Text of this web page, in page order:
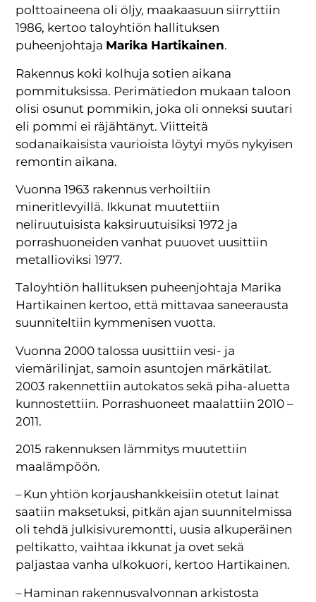
polttoaineena oli öljy, maakaasuun siirryttiin
1986, kertoo taloyhtiön hallituksen
puheenjohtaja Marika Hartikainen.
Rakennus koki kolhuja sotien aikana
pommituksissa. Perimätiedon mukaan taloon
olisi osunut pommikin, joka oli onneksi suutari
eli pommi ei räjähtänyt. Viitteitä
sodanaikaisista vaurioista löytyi myös nykyisen
remontin aikana.
Vuonna 1963 rakennus verhoiltiin
mineritlevyillä. Ikkunat muutettiin
neliruutuisista kaksiruutuisiksi 1972 ja
porrashuoneiden vanhat puuovet uusittiin
metalli­oviksi 1977.
Taloyhtiön hallituksen puheenjohtaja Marika
Hartikainen kertoo, että mittavaa saneerausta
suunniteltiin kymmenisen vuotta.
Vuonna 2000 talossa uusittiin vesi- ja
viemärilinjat, samoin asuntojen märkätilat.
2003 rakennettiin autokatos sekä piha-aluetta
kunnostettiin. Porrashuoneet maalattiin 2010 –
2011.
2015 rakennuksen lämmitys muutettiin
maalämpöön.
– Kun yhtiön korjaushankkeisiin otetut lainat
saatiin maksetuksi, pitkän ajan suunnitelmissa
oli tehdä julkisivuremontti, uusia alkuperäinen
peltikatto, vaihtaa ikkunat ja ovet sekä
paljastaa vanha ulkokuori, kertoo Hartikainen.
– Haminan rakennusvalvonnan arkistosta